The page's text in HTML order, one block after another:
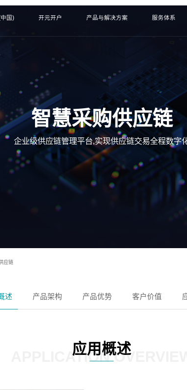
国) 开元开户 产品与解决方案 服务体系
智慧采购供应链
企业级供应链管理平台,实现供应链交易全程数字
应链
述 产品架构 产品优势 客户价值
应用概述
APPLICATION OVERVIEW